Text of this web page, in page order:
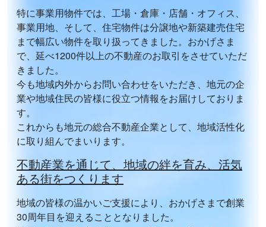
【愛西市 佐屋町堤西 1階 4LDK】 を掲載！！
【津島市 喜楽町 2階建 3LDK 貸家】を掲載！！
2026/04/20
【愛西市 諏訪町郷西 2SLDK 貸家】を掲載！！
2026/04/04
【名古屋市北区 東長田町2丁目（森下駅）3階建
3LDK】
を掲載！！
【あま市 坂牧北浦 貸店舗 1階】
【日進市 浅田町上納（赤池駅）2階建 3LDK】を掲
載！！
2026/03/16
【津島市越津町字柳之内45】 を掲載！！
特に事業用物件では、工場・倉庫・店舗・オフィス、
事業用地、そして、住宅物件は分譲地や新築建売住宅
まで幅広い物件を取り扱ってきました。おかげさま
で、延べ1200件以上の不動産のお取引をさせていただ
きました。
今も地域内外からお問い合わせをいただき、地元の企
業や地域住民の皆様に役立つ情報をお届けしておりま
す。
これからも地元の総合不動産企業として、地域活性化
に取り組んでまいります。
不動産業を通じて、地域の絆を育み、活気
ある街をつくります
地域の皆様の温かいご支援により、おかげさまで創業
30周年目を迎えることとなりました。